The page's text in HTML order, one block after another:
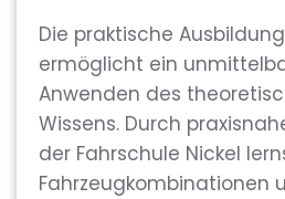
Die praktische
ermöglicht ein
Anwenden des
Wissens. Durch
der Fahrschule Nickel
Fahrzeugkombinationen